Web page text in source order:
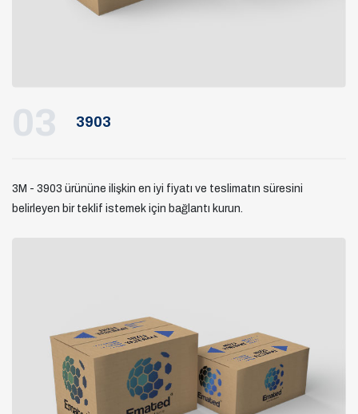
03 3903
3M - 3903 ürününe ilişkin en iyi fiyatı ve teslimatın süresini
belirleyen bir teklif istemek için bağlantı kurun.